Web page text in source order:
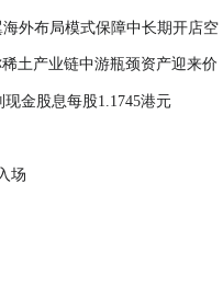
外布局模式保障中长期开店空
土产业链中游瓶颈资产迎来价
金股息每股1.1745港元
场